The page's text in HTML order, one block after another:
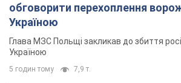
обговорити перехоплення
Україною
Глава МЗС Польщі закликав до збиття
Україною
5 годин тому 7,9 т.